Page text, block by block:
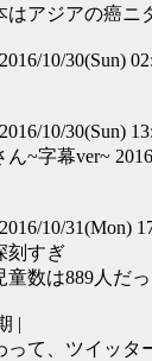
アジアの癌ニ
10/30(Sun)
10/30(Sun)
~字幕ver~
10/31(Mon)
刻すぎ
数は889人だ
|
て、ツイッ